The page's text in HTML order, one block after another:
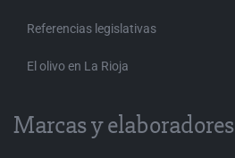
Referencias legislativas
El olivo en La Rioja
Marcas y elaboradores